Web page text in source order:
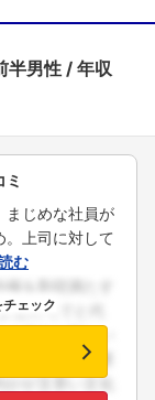
半男性
年収
まじめな社員が
。上司に対して
む
ェック